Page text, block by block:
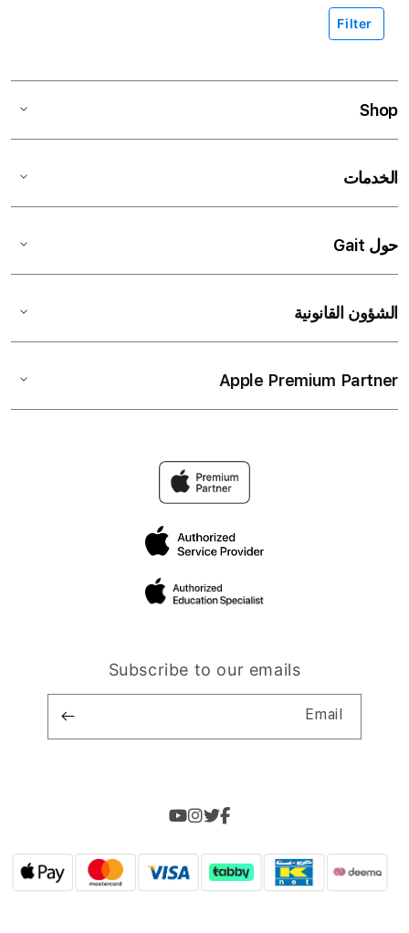
Filter
Shop
الخدمات
حول Gait
الشؤون القانونية
Apple Premium Partner
Subscribe to our emails
Email